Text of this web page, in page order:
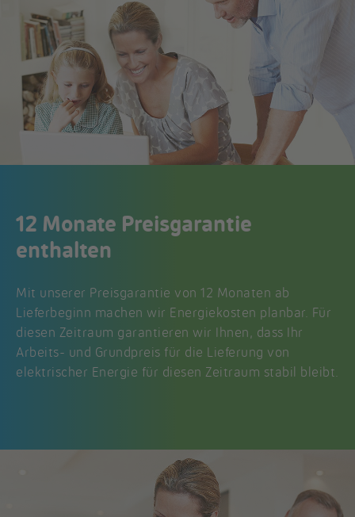
12 Monate Preisgarantie
enthalten
Mit unserer Preisgarantie von 12 Monaten ab
Lieferbeginn machen wir Energiekosten planbar. Für
diesen Zeitraum garantieren wir Ihnen, dass Ihr
Arbeits- und Grundpreis für die Lieferung von
elektrischer Energie für diesen Zeitraum stabil bleibt.